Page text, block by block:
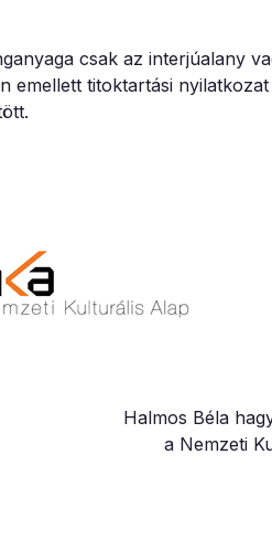
csak az interjúalany
emellett titoktartási
Halmos Béla
a Nemzeti